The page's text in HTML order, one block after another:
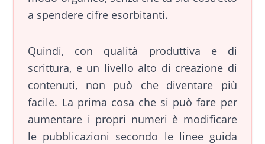
a spendere cifre esorbitanti.
Quindi, con qualità produttiva e di
scrittura, e un livello alto di creazione di
contenuti, non può che diventare più
facile. La prima cosa che si può fare per
aumentare i propri numeri è modificare
le pubblicazioni secondo le linee guida